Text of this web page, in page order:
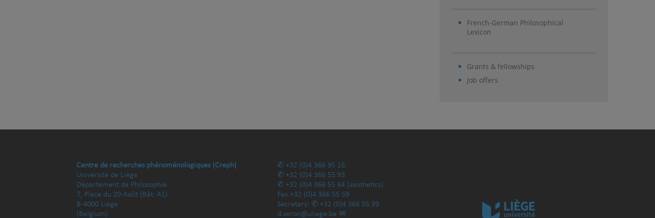
French-German Philosophical
Lexicon
Grants & fellowships
Job offers
Centre de recherches phénoménologiques (Creph)
Université de Liège
Département de Philosophie
7, Place du 20-Août (Bât. A1)
B-4000 Liège
(Belgium)
+32 (0)4 366 95 16
+32 (0)4 366 55 93
+32 (0)4 366 55 64 (aesthetics)
Fax +32 (0)4 366 55 59
Secretary:
+32 (0)4 366 55 99
d.seron@uliege.be